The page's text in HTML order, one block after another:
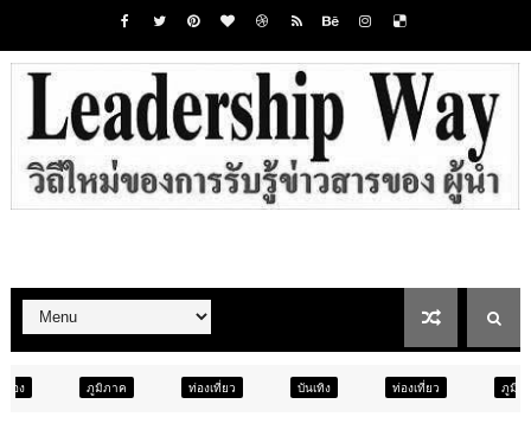
ท่องเที่ยว บันเทิง ท่องเที่ยว ภูมิภาค สังคม